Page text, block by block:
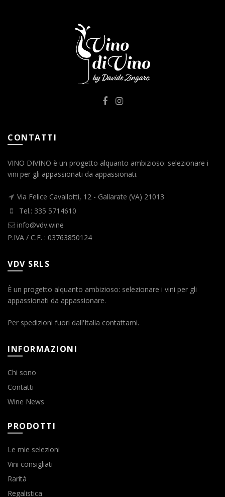
CONTATTI
VINO DIVINO è un progetto alquanto ambizioso: selezionare i
vini per gli appassionati da appassionati.
Via Felice Cavallotti, 12 - Gallarate (VA) 21013
Tel.: 335 5714610
info@vdv.wine
P.IVA / C.F. : 03763850124
VDV SRLS
È un progetto alquanto ambizioso: selezionare i vini per gli
appassionati da appassionare.
Per spedizioni fuori dall'Italia contattami.
INFORMAZIONI
Chi sono
Contatti
Wine News
PRODOTTI
Le mie selezioni
Vini consigliati
Rarità
Regalistica